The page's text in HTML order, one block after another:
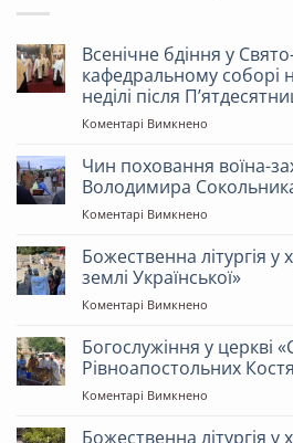
Всенічне бдіння у
кафедральному соборі
неділі після
Коментарі Вимкнено
бдіння
Свято-
соборі
напередодні
Пʼятдесятниці
Чин поховання воїна-
Володимира
Коментарі Вимкнено
поховання
воїна-
захисника
Сокольника
Божественна літургія у
землі Української»
Коментарі Вимкнено
літургія
у
храмі
землі
Богослужіння у церкві
Рівноапостольних
Коментарі Вимкнено
у
Божественна літургія у